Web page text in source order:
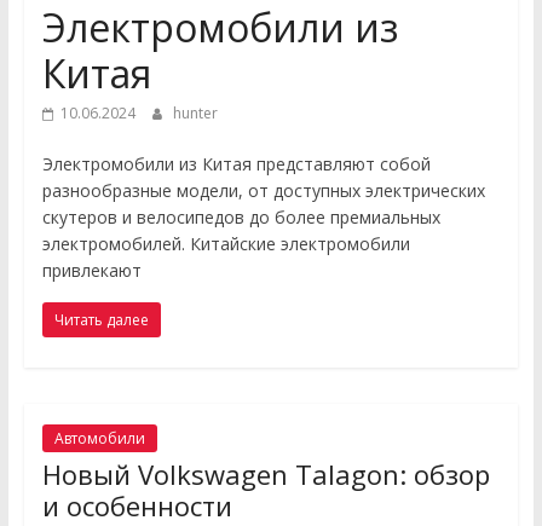
Электромобили из
Китая
10.06.2024 hunter
Электромобили из Китая представляют собой
разнообразные модели, от доступных электрических
скутеров и велосипедов до более премиальных
электромобилей. Китайские электромобили
привлекают
Читать далее
Автомобили
Новый Volkswagen Talagon: обзор
и особенности